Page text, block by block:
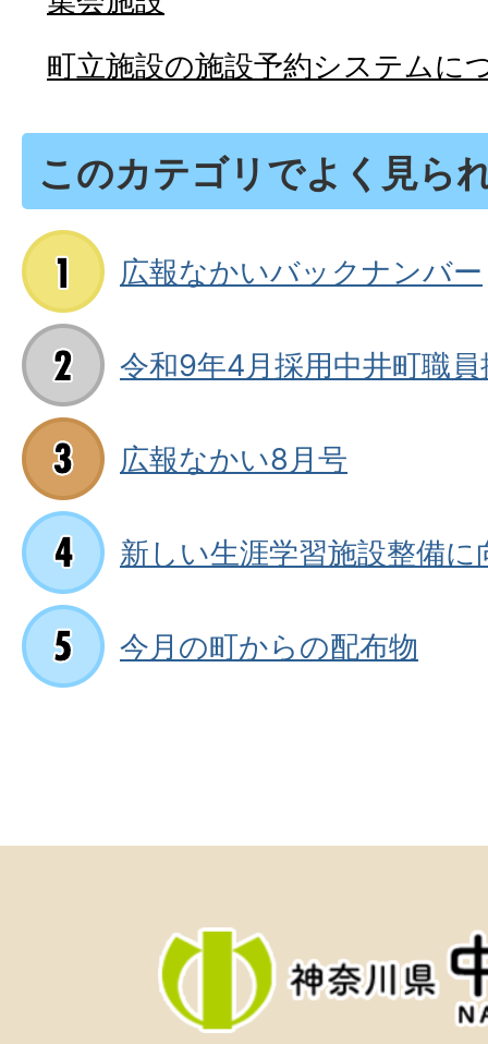
町立施設の施設予約システムに
このカテゴリでよく見ら
広報なかいバックナンバー
令和9年4月採用中井町職
広報なかい8月号
新しい生涯学習施設整備に
今月の町からの配布物